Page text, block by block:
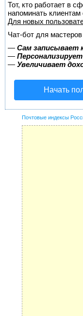
Тот, кто работает в
напоминать
Для новых
Чат-бот для
— Сам записывает
—
— Увеличивает
Начать
Почтовые индексы